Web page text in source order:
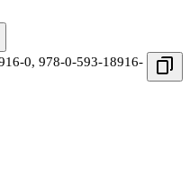
0, 978-0-593-18916-